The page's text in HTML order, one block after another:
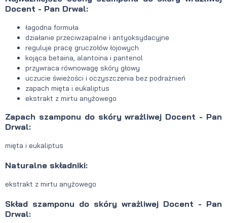
Docent - Pan Drwal:
łagodna formuła
działanie przeciwzapalne i antyoksydacyjne
reguluje pracę gruczołów łojowych
kojąca betaina, alantoina i pantenol
przywraca równowagę skóry głowy
uczucie świeżości i oczyszczenia bez podrażnień
zapach mięta i eukaliptus
ekstrakt z mirtu anyżowego
Zapach szamponu do skóry wrażliwej Docent - Pan
Drwal:
mięta i eukaliptus
Naturalne składniki:
ekstrakt z mirtu anyżowego
Skład szamponu do skóry wrażliwej Docent - Pan
Drwal: